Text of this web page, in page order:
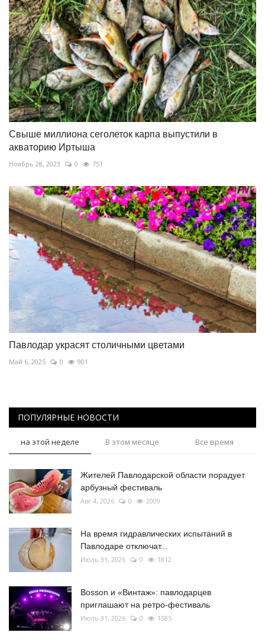
Свыше миллиона сеголеток карпа выпустили в
акваторию Иртыша
Ноябрь 28, 2023 0 751
Павлодар украсят столичными цветами
Май 6, 2025 0 901
ПОПУЛЯРНЫЕ НОВОСТИ
на этой неделе В этом месяце Все время
Жителей Павлодарской области порадует
арбузный фестиваль
Авг 4, 2026 0 2009
На время гидравлических испытаний в
Павлодаре отключат...
Июль 31, 2026 0 1812
Bosson и «Винтаж»: павлодарцев
приглашают на ретро-фестиваль
Июль 31, 2026 0 1585